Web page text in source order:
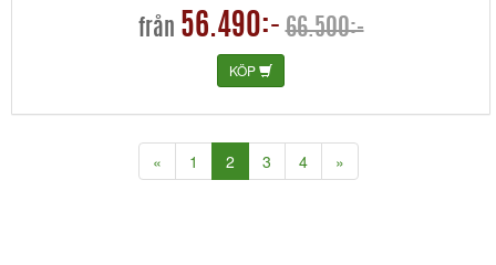
från 56.490:- 66.500:-
KÖP
« 1 2(current)
3 4 »